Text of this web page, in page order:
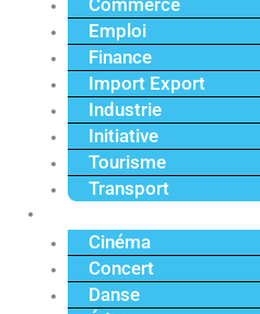
Commerce
Emploi
Finance
Import Export
Industrie
Initiative
Tourisme
Transport
Cinéma
Concert
Danse